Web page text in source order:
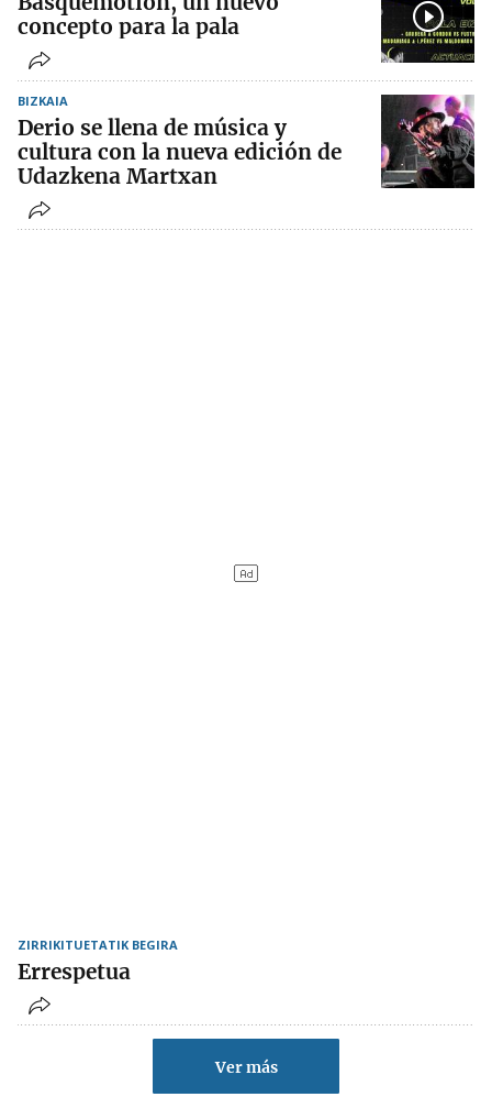
concepto para la pala
BIZKAIA
Derio se llena de música y
cultura con la nueva edición de
Udazkena Martxan
ZIRRIKITUETATIK BEGIRA
Errespetua
Ver más